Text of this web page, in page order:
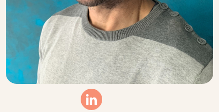
Linkedin